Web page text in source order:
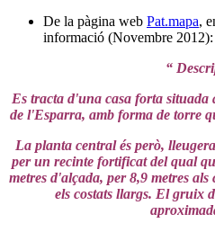
De la pàgina web Pat.mapa,
informació (Novembre 2012):
“
Es tracta d'una casa forta
de l'Esparra, amb forma de torre
La planta central és però,
per un recinte fortificat del qual
metres d'alçada, per 8,9 metres
els costats llargs. El gruix